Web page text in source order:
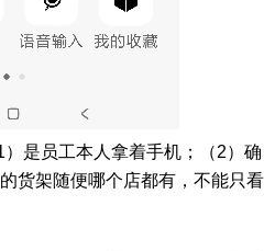
是员工本人拿着手机；（2）确
货架随便哪个店都有，不能只看